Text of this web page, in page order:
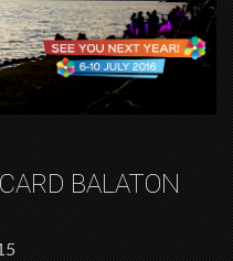
BALATON